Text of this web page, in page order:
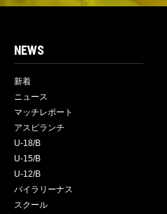
NEWS
新着
ニュース
マッチレポート
アスピランチ
U-18/B
U-15/B
U-12/B
バイラリーナス
スクール